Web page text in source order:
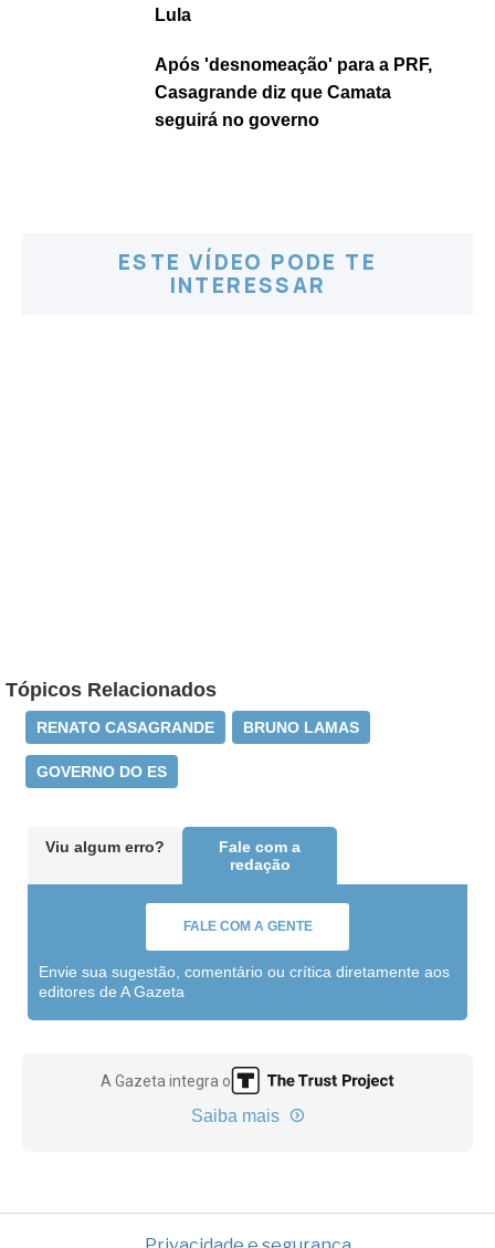
Lula
Após 'desnomeação' para a PRF,
Casagrande diz que Camata
seguirá no governo
ESTE VÍDEO PODE TE
INTERESSAR
Tópicos Relacionados
RENATO CASAGRANDE BRUNO LAMAS
GOVERNO DO ES
Viu algum erro?
Fale com a
redação
FALE COM A GENTE
Envie sua sugestão, comentário ou crítica diretamente aos
editores de A Gazeta
A Gazeta integra o
Saiba mais